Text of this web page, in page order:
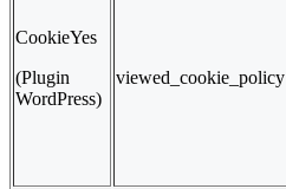
CookieYes
(Plugin
WordPress)
viewed_cookie_policy